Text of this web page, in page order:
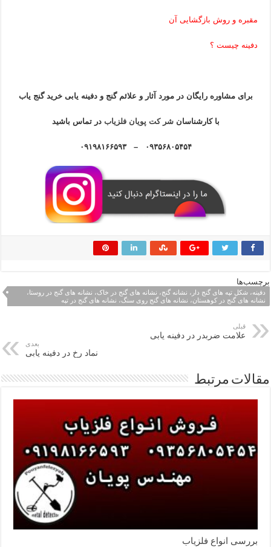
مقبره و روش بازگشایی آن
دفینه چیست ؟
برای مشاوره رایگان در مورد آثار و علائم گنج و دفینه یابی خرید گنج یاب
با کارشناسانشر کت پویان فلزیاب در تماس باشید
۰۹۳۵۶۸۰۵۴۵۴ – ۰۹۱۹۸۱۶۶۵۹۳
برچسب‌ها
دفینه، شکل تپه های گنج دار، نشانه گنج، نشانه های گنج در خاک، نشانه های گنج در روستا،
نشانه های گنج در کوهستان، نشانه های گنج روی سنگ، نشانه های گنج در تپه
قبلی
علامت ضربدر در دفینه یابی
بعدی
نماد رخ در دفینه یابی
مقالات مرتبط
بررسی انواع فلزیاب